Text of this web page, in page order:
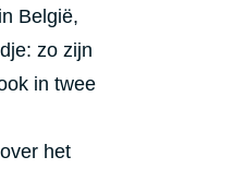
in België,
zo zijn
in twee
het